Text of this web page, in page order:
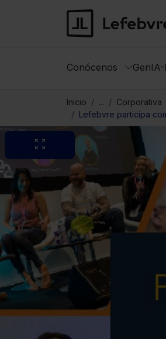
Conócenos GenIA-
Inicio ...
Corporativa
Lefebvre participa